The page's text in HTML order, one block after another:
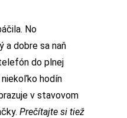
No
a dobre sa naň
do plnej
hodín
v stavovom
Prečítajte si tiež